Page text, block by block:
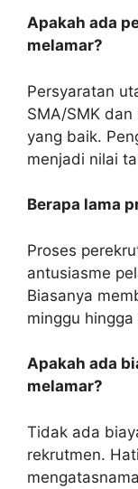
Apakah ada
melamar?
Persyaratan
SMA/SMK
yang baik.
menjadi nilai
Berapa lama
Proses
antusiasme
Biasanya
minggu
Apakah ada
melamar?
Tidak ada
rekrutmen.